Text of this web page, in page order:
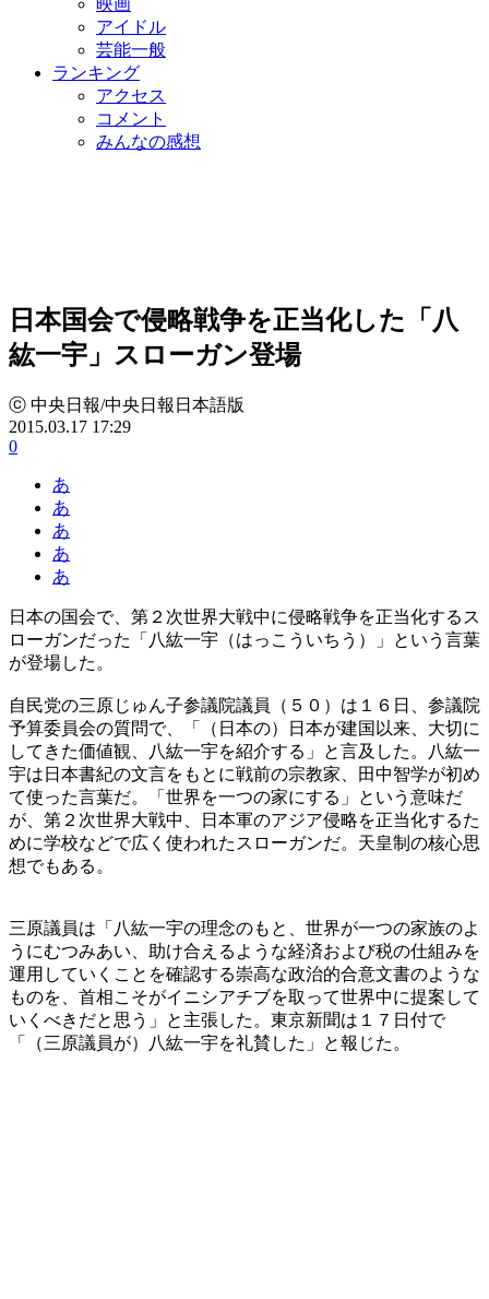
アイドル
芸能一般
ランキング
アクセス
コメント
みんなの感想
日本国会で侵略戦争を正当化した「八
紘一宇」スローガン登場
ⓒ 中央日報/中央日報日本語版
2015.03.17 17:29
0
あ
あ
あ
あ
あ
日本の国会で、第２次世界大戦中に侵略戦争を正当化するス
ローガンだった「八紘一宇（はっこういちう）」という言葉
が登場した。
自民党の三原じゅん子参議院議員（５０）は１６日、参議院
予算委員会の質問で、「（日本の）日本が建国以来、大切に
してきた価値観、八紘一宇を紹介する」と言及した。八紘一
宇は日本書紀の文言をもとに戦前の宗教家、田中智学が初め
て使った言葉だ。「世界を一つの家にする」という意味だ
が、第２次世界大戦中、日本軍のアジア侵略を正当化するた
めに学校などで広く使われたスローガンだ。天皇制の核心思
想でもある。
三原議員は「八紘一宇の理念のもと、世界が一つの家族のよ
うにむつみあい、助け合えるような経済および税の仕組みを
運用していくことを確認する崇高な政治的合意文書のような
ものを、首相こそがイニシアチブを取って世界中に提案して
いくべきだと思う」と主張した。東京新聞は１７日付で
「（三原議員が）八紘一宇を礼賛した」と報じた。